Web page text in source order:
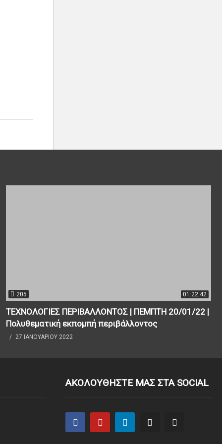
205 01:22:42
ΤΕΧΝΟΛΟΓΙΕΣ ΠΕΡΙΒΑΛΛΟΝΤΟΣ | ΠΕΜΠΤΗ 20/01/22 |
Πολυθεματική εκπομπή περιβάλλοντος
27 ΙΑΝΟΥΑΡΊΟΥ 2022
ΑΚΟΛΟΥΘΗΣΤΕ ΜΑΣ ΣΤΑ SOCIAL